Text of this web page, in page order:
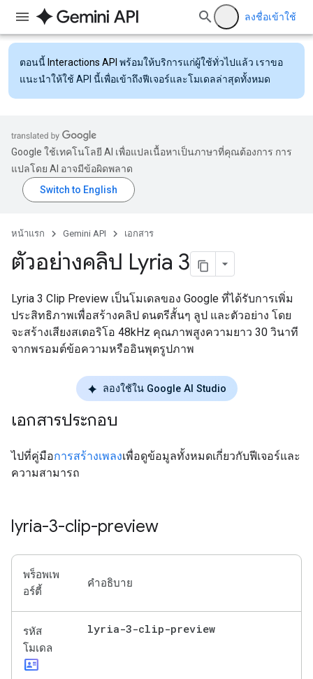
ลงชื่อเข้าใช้
ตอนนี้ Interactions API พร้อมให้บริการแก่ผู้ใช้ทั่วไปแล้ว เราขอ
แนะนำให้ใช้ API นี้เพื่อเข้าถึงฟีเจอร์และโมเดลล่าสุดทั้งหมด
Google ใช้เทคโนโลยี AI เพื่อแปลเนื้อหาเป็นภาษาที่คุณต้องการ การ
แปลโดย AI อาจมีข้อผิดพลาด
หน้าแรก Gemini API เอกสาร
ตัวอย่างคลิป Lyria 3
Lyria 3 Clip Preview เป็นโมเดลของ Google ที่ได้รับการเพิ่ม
ประสิทธิภาพเพื่อสร้างคลิป ดนตรีสั้นๆ ลูป และตัวอย่าง โดย
จะสร้างเสียงสเตอริโอ 48kHz คุณภาพสูงความยาว 30 วินาที
จากพรอมต์ข้อความหรืออินพุตรูปภาพ
ลองใช้ใน Google AI Studio
เอกสารประกอบ
ไปที่คู่มือการสร้างเพลงเพื่อดูข้อมูลทั้งหมดเกี่ยวกับฟีเจอร์และ
ความสามารถ
lyria-3-clip-preview
พร็อพเพ
อร์ตี้
คำอธิบาย
รหัส
โมเดล
id_card
lyria-3-clip-preview